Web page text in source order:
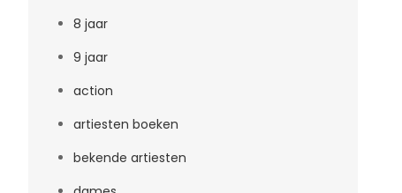
8 jaar
9 jaar
action
artiesten boeken
bekende artiesten